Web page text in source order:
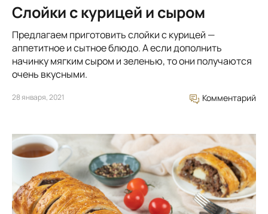
Слойки с курицей и сыром
Предлагаем приготовить слойки с курицей —
аппетитное и сытное блюдо. А если дополнить
начинку мягким сыром и зеленью, то они получаются
очень вкусными.
28 января, 2021 Комментарий